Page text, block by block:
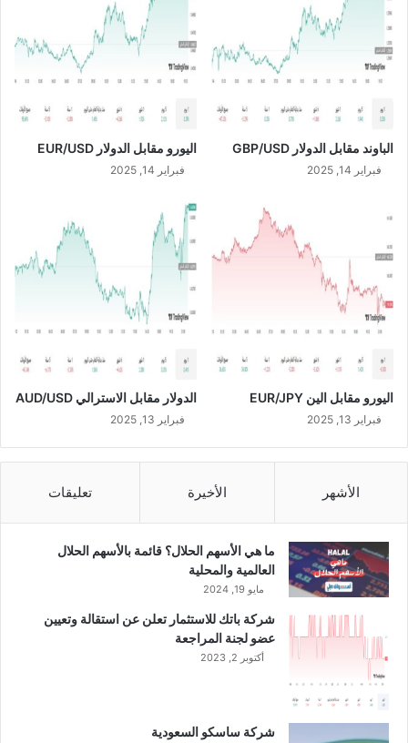
ل
ك
ل
ت
م
س
ى
د
د
S
D
/
الباوند مقابل الدولار GBP/USD
فبراير 14, 2025
اليورو مقابل الدولار EUR/USD
فبراير 14, 2025
اليورو مقابل الين EUR/JPY
فبراير 13, 2025
الدولار مقابل الاسترالي AUD/USD
فبراير 13, 2025
الأشهر الأخيرة تعليقات
ما هي الأسهم الحلال؟ قائمة بالأسهم الحلال
العالمية والمحلية
مايو 19, 2024
شركة باتك للاستثمار تعلن عن استقالة وتعيين
عضو لجنة المراجعة
أكتوبر 2, 2023
شركة ساسكو السعودية